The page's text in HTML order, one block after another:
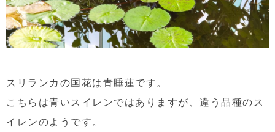
スリランカの国花は青睡蓮です。
こちらは青いスイレンではありますが、違う品種のス
イレンのようです。